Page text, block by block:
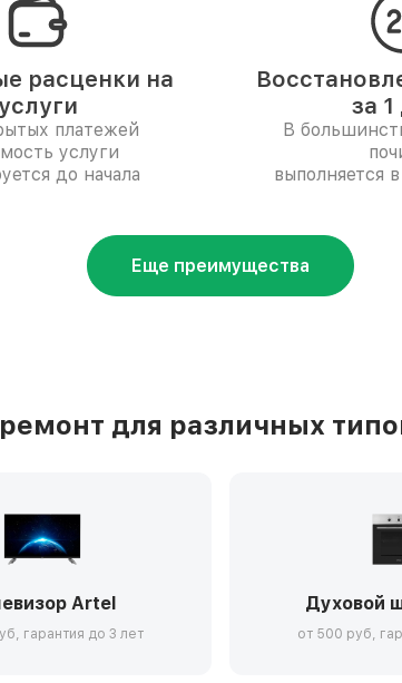
расценки на
услуги
платежей
услуги
до начала
за
В
выполняется
Еще преимущества
для различных
Artel
гарантия до 3 лет
Духовой
от 500 руб,